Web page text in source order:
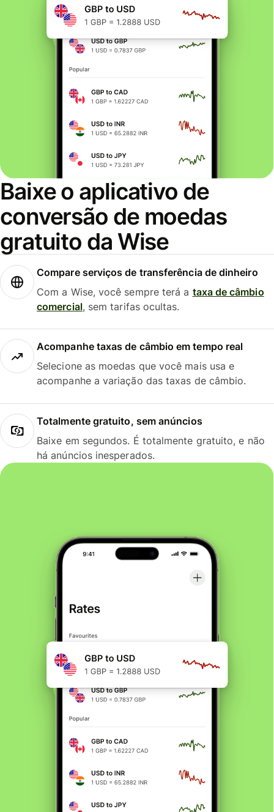
Baixe o aplicativo de
conversão de moedas
gratuito da Wise
Compare serviços de transferência de dinheiro
Com a Wise, você sempre terá a taxa de câmbio
comercial, sem tarifas ocultas.
Acompanhe taxas de câmbio em tempo real
Selecione as moedas que você mais usa e
acompanhe a variação das taxas de câmbio.
Totalmente gratuito, sem anúncios
Baixe em segundos. É totalmente gratuito, e não
há anúncios inesperados.